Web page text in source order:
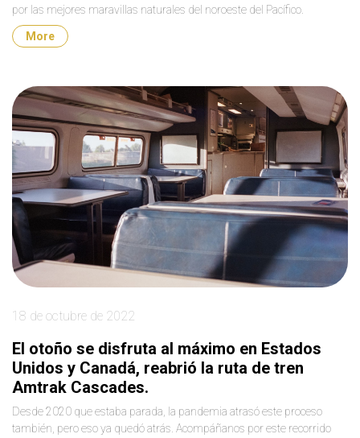
por las mejores maravillas naturales del noroeste del Pacífico.
More
18 de octubre de 2022
El otoño se disfruta al máximo en Estados
Unidos y Canadá, reabrió la ruta de tren
Amtrak Cascades.
Desde 2020 que estaba parada, la pandemia atrasó este proceso
también, pero eso ya quedó atrás. Acompáñanos por este recorrido